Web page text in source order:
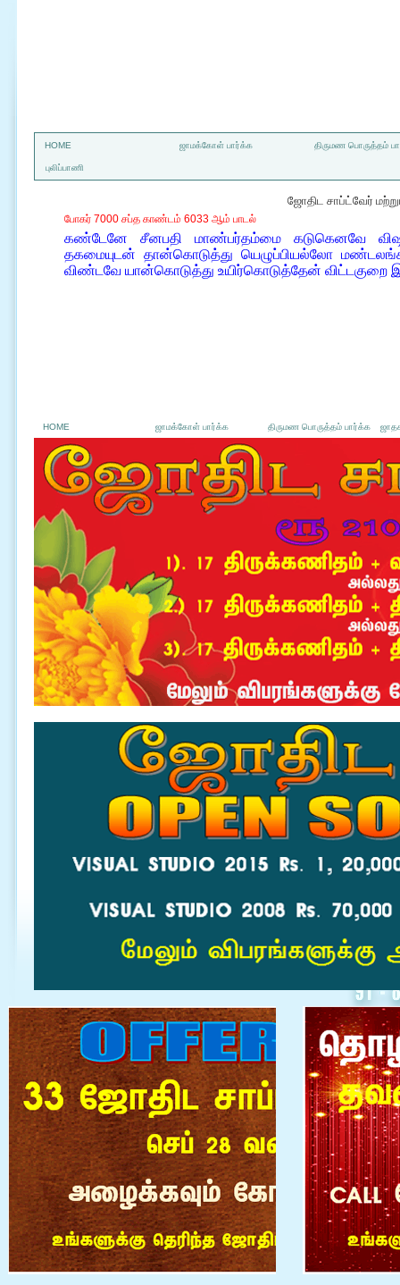
HOME ஜாமக்கோள் பார்க்க திருமண பொருத்தம்
புலிப்பாணி
ஜோதிட சாப்ட்வேர்
போகர் 7000 சப்த காண்டம் 6033 ஆம் பாடல்
கண்டேனே சீனபதி மாண்பர்தம்மை கடுகெனவே
தகமையுடன் தான்கொடுத்து யெழுப்பியல்லோ
விண்டவே யான்கொடுத்து உயிர்கொடுத்தேன் விட்டகுறை
HOME ஜாமக்கோள் பார்க்க திருமண பொருத்தம் பார்க்க